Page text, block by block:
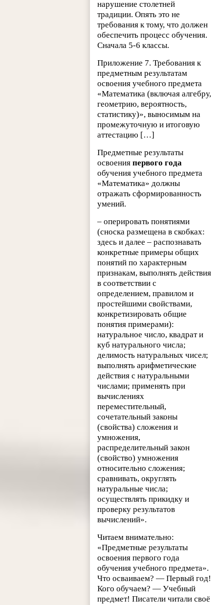
нарушение столетней
традиции. Опять это не
требования к тому, что должен
обеспечить процесс обучения.
Сначала 5-6 классы.
Приложение 7. Требования к
предметным результатам
освоения учебного предмета
«Математика (включая алгебру,
геометрию, вероятность,
статистику)», выносимым на
промежуточную и итоговую
аттестацию […]
Предметные результаты
освоенияпервого года
обучения учебного предмета
«Математика» должны
отражать сформированность
умений.
– оперировать понятиями
(сноска размещена в скобках:
здесь и далее – распознавать
конкретные примеры общих
понятий по характерным
признакам, выполнять действия
в соответствии с
определением, правилом и
простейшими свойствами,
конкретизировать общие
понятия примерами):
натуральное число, квадрат и
куб натурального числа;
делимость натуральных чисел;
выполнять арифметические
действия с натуральными
числами; применять при
вычислениях
переместительный,
сочетательный законы
(свойства) сложения и
умножения,
распределительный закон
(свойство) умножения
относительно сложения;
сравнивать, округлять
натуральные числа;
осуществлять прикидку и
проверку результатов
вычислений».
Читаем внимательно:
«Предметные результаты
освоения первого года
обучения учебного предмета».
Что осваиваем? — Первый год!
Кого обучаем? — Учебный
предмет! Писатели читали своё